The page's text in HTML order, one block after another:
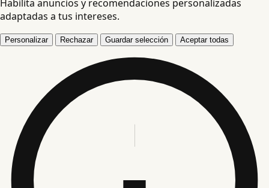
Habilita anuncios y recomendaciones personalizadas
adaptadas a tus intereses.
Personalizar Rechazar Guardar selección Aceptar todas